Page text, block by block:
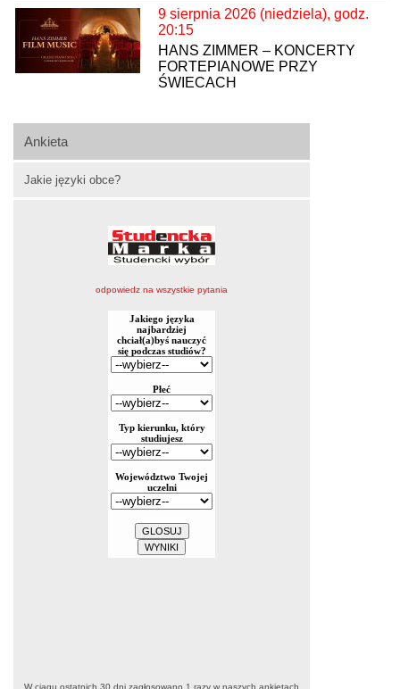
Ankieta
Jakie języki obce?
odpowiedz na wszystkie pytania
W ciągu ostatnich 30 dni zagłosowano 1 razy w naszych ankietach
9 sierpnia 2026 (niedziela), godz.
20:15
HANS ZIMMER – KONCERTY
FORTEPIANOWE PRZY
ŚWIECACH